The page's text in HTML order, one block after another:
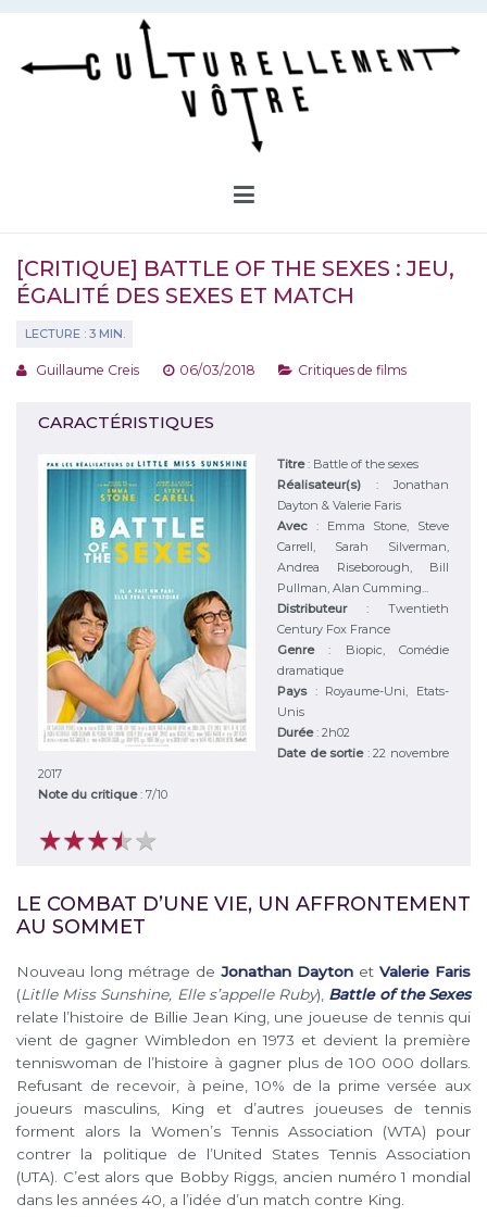
Aller
contenu
[CRITIQUE] BATTLE OF THE SEXES : JEU,
ÉGALITÉ DES SEXES ET MATCH
Guillaume Creis 06/03/2018 Critiques de films
CARACTÉRISTIQUES
Titre: Battle of the sexes
Réalisateur(s) :Jonathan
Dayton & Valerie Faris
Avec :
Emma Stone, Steve
Carrell, Sarah Silverman,
Andrea Riseborough, Bill
Pullman, Alan Cumming...
Distributeur : Twentieth
Century Fox France
Genre: Biopic, Comédie
dramatique
Pays : Royaume-Uni, Etats-
Unis
Durée: 2h02
Date de sortie : 22 novembre
2017
Note du critique: 7/10
★★★★★
★★★★★
LE COMBAT D’UNE VIE, UN AFFRONTEMENT
AU SOMMET
Nouveau long métrage de Jonathan Dayton et Valerie Faris
(Litlle Miss Sunshine, Elle s’appelle Ruby), Battle of the Sexes
relate l’histoire de Billie Jean King, une joueuse de tennis qui
vient de gagner Wimbledon en 1973 et devient la première
tenniswoman de l’histoire à gagner plus de 100 000 dollars.
Refusant de recevoir, à peine, 10% de la prime versée aux
joueurs masculins, King et d’autres joueuses de tennis
forment alors la Women’s Tennis Association (WTA) pour
contrer la politique de l’United States Tennis Association
(UTA). C’est alors que Bobby Riggs, ancien numéro 1 mondial
dans les années 40, a l’idée d’un match contre King.